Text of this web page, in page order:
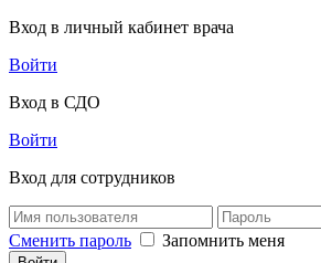
Вход в личный кабинет врача
Войти
Вход в СДО
Войти
Вход для сотрудников
Сменить пароль Запомнить меня